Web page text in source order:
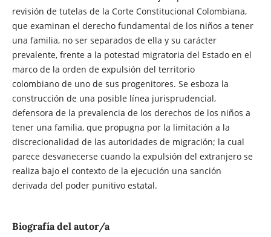
revisión de tutelas de la Corte Constitucional Colombiana,
que examinan el derecho fundamental de los niños a tener
una familia, no ser separados de ella y su carácter
prevalente, frente a la potestad migratoria del Estado en el
marco de la orden de expulsión del territorio
colombiano de uno de sus progenitores. Se esboza la
construcción de una posible línea jurisprudencial,
defensora de la prevalencia de los derechos de los niños a
tener una familia, que propugna por la limitación a la
discrecionalidad de las autoridades de migración; la cual
parece desvanecerse cuando la expulsión del extranjero se
realiza bajo el contexto de la ejecución una sanción
derivada del poder punitivo estatal.
Biografía del autor/a